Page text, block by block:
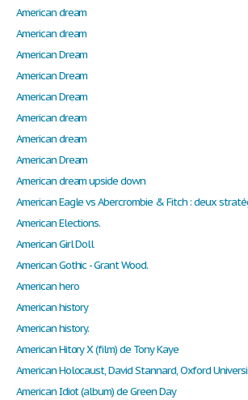
American dream
American dream
American Dream
American Dream
American Dream
American dream
American dream
American Dream
American dream upside down
American Eagle vs Abercrombie & Fitch : deux
American Elections.
American Girl Doll
American Gothic - Grant Wood.
American hero
American history
American history.
American Hitory X (film) de Tony Kaye
American Holocaust, David Stannard, Oxford
American Idiot (album) de Green Day